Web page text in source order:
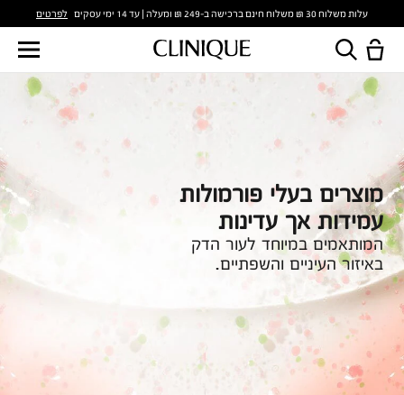
עלות משלוח 30 ₪ משלוח חינם ברכישה ב-249 ₪ ומעלה | עד 14 ימי עסקים לפרטים
מוצרים בעלי פורמולות
עמידות אך עדינות
המותאמים במיוחד לעור הדק
באיזור העיניים והשפתיים.